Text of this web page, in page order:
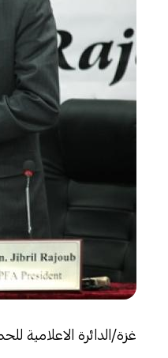
غزة/الدائرة الاعلامية